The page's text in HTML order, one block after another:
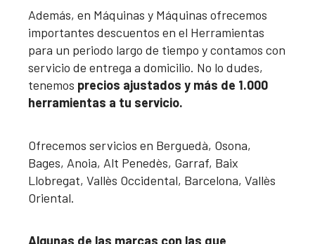
Además, en Máquinas y Máquinas ofrecemos
importantes descuentos en el Herramientas
para un periodo largo de tiempo y contamos con
servicio de entrega a domicilio. No lo dudes,
tenemos precios ajustados y más de 1.000
herramientas a tu servicio.
Ofrecemos servicios en Berguedà, Osona,
Bages, Anoia, Alt Penedès, Garraf, Baix
Llobregat, Vallès Occidental, Barcelona, Vallès
Oriental.
Algunas de las marcas con las que